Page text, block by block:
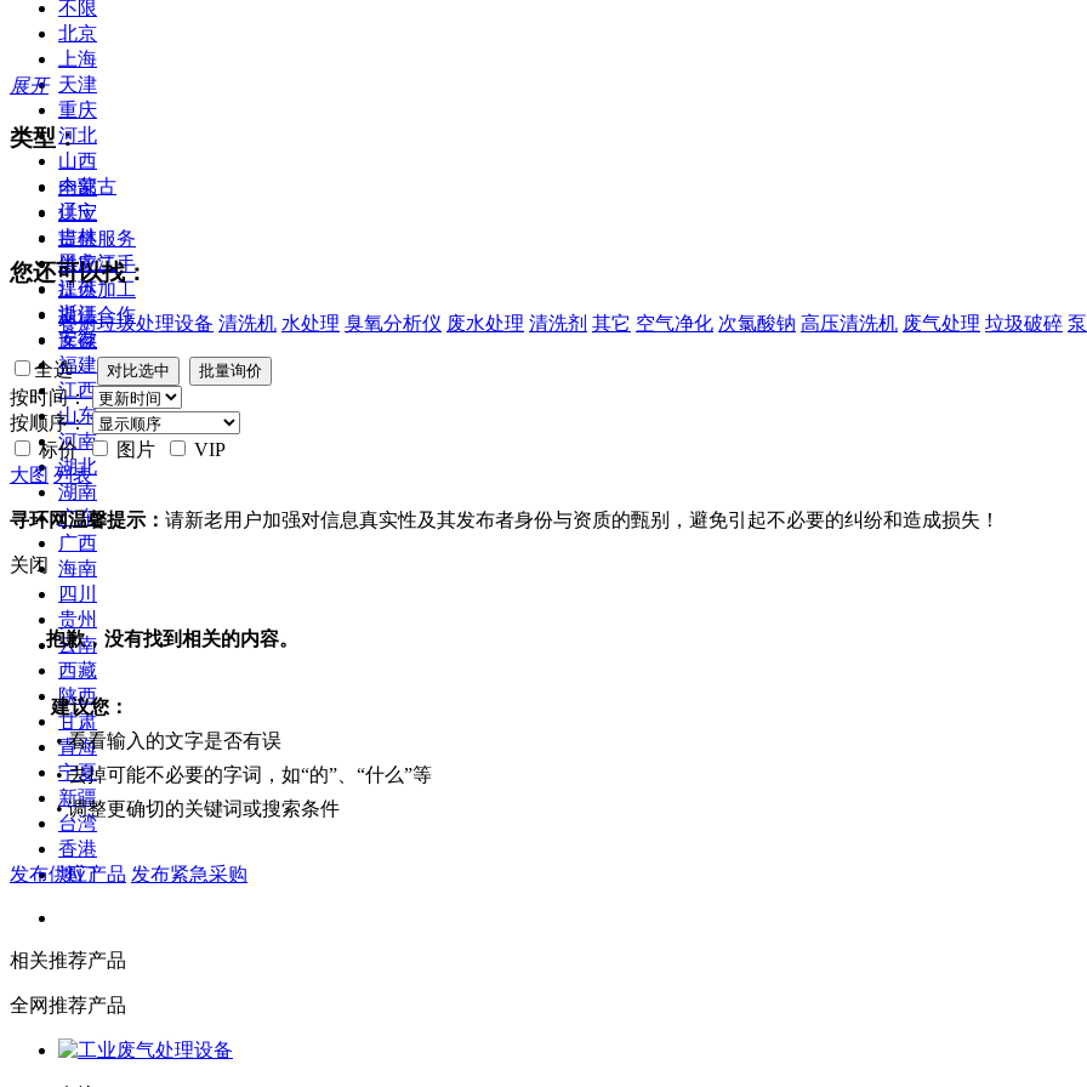
不限
北京
上海
天津
重庆
河北
山西
内蒙古
辽宁
吉林
黑龙江
江苏
浙江
安徽
福建
江西
山东
河南
湖北
湖南
广东
广西
海南
四川
贵州
云南
西藏
陕西
甘肃
青海
宁夏
新疆
台湾
香港
澳门
展开
类型：
全部
供应
提供服务
供应二手
提供加工
提供合作
库存
您还可以找：
餐厨垃圾处理设备 清洗机 水处理 臭氧分析仪 废水处理 清洗剂 其它 空气净化 次氯酸钠 高压清洗机 废气处理 垃圾破碎 泵
全选
按时间：
按顺序：
标价
图片
VIP
大图 列表
寻环网温馨提示： 请新老用户加强对信息真实性及其发布者身份与资质的甄别，避免引起不必要的纠纷和造成损失！
关闭
抱歉，没有找到相关的内容。
建议您：
• 看看输入的文字是否有误
• 去掉可能不必要的字词，如“的”、“什么”等
• 调整更确切的关键词或搜索条件
发布供应产品 发布紧急采购
相关推荐产品
全网推荐产品